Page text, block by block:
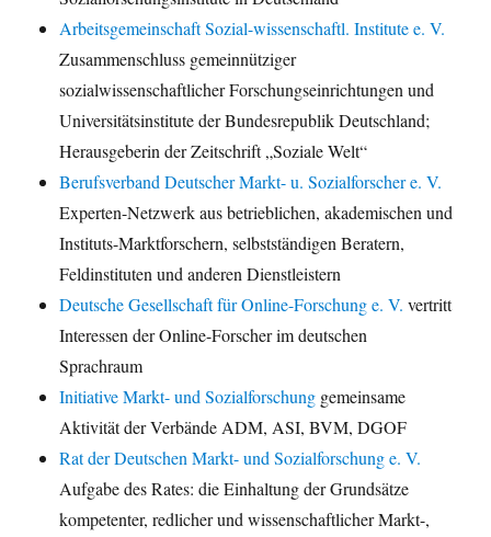
Arbeitsgemeinschaft Sozial-wissenschaftl. Institute e. V.
Zusammenschluss gemeinnütziger
sozialwissenschaftlicher Forschungseinrichtungen und
Universitätsinstitute der Bundesrepublik Deutschland;
Herausgeberin der Zeitschrift „Soziale Welt“
Berufsverband Deutscher Markt- u. Sozialforscher e. V.
Experten-Netzwerk aus betrieblichen, akademischen und
Instituts-Marktforschern, selbstständigen Beratern,
Feldinstituten und anderen Dienstleistern
Deutsche Gesellschaft für Online-Forschung e. V. vertritt
Interessen der Online-Forscher im deutschen
Sprachraum
Initiative Markt- und Sozialforschung gemeinsame
Aktivität der Verbände ADM, ASI, BVM, DGOF
Rat der Deutschen Markt- und Sozialforschung e. V.
Aufgabe des Rates: die Einhaltung der Grundsätze
kompetenter, redlicher und wissenschaftlicher Markt-,